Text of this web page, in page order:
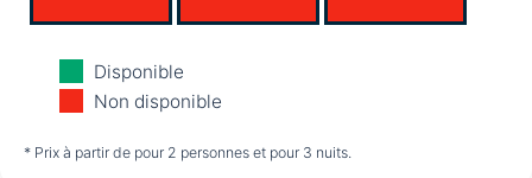
Mardi
11/08
non disponible
510,00 €* 510,00 €
Disponible
Non disponible
* Prix à partir de pour 2 personnes et pour 3 nuits.